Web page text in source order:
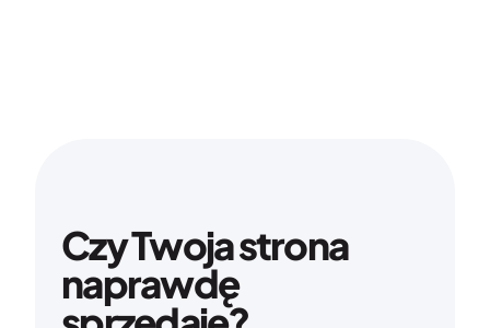
Czy Twoja strona
naprawdę